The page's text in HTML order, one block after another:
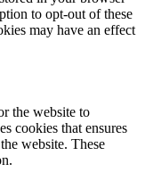
to opt-out of these
may have an effect
the website to
cookies that ensures
website. These